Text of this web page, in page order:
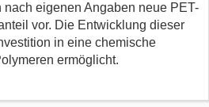
eigenen Angaben neue PET-
vor. Die Entwicklung dieser
in eine chemische
ermöglicht.